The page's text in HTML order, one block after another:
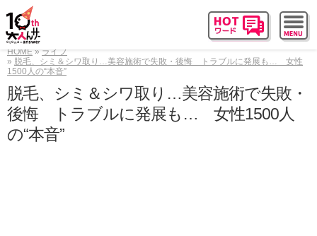
HOME
ライフ
脱毛、シミ＆シワ取り…美容施術で失敗・後悔 トラブルに発展も… 女性
1500人の“本音”
脱毛、シミ＆シワ取り…美容施術で失敗・
後悔 トラブルに発展も… 女性1500人
の“本音”